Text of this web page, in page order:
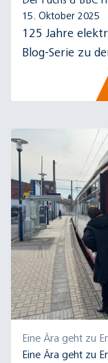
15. Oktober 2025
125 Jahre
Blog-Serie zu
der Rhein-
Eine Ära geht zu
Eine Ära geht zu